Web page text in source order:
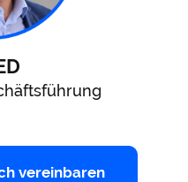
vereinbaren